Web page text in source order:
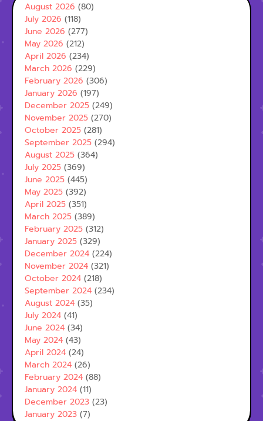
August 2026 (80)
July 2026 (118)
June 2026 (277)
May 2026 (212)
April 2026 (234)
March 2026 (229)
February 2026 (306)
January 2026 (197)
December 2025 (249)
November 2025 (270)
October 2025 (281)
September 2025 (294)
August 2025 (364)
July 2025 (369)
June 2025 (445)
May 2025 (392)
April 2025 (351)
March 2025 (389)
February 2025 (312)
January 2025 (329)
December 2024 (224)
November 2024 (321)
October 2024 (218)
September 2024 (234)
August 2024 (35)
July 2024 (41)
June 2024 (34)
May 2024 (43)
April 2024 (24)
March 2024 (26)
February 2024 (88)
January 2024 (11)
December 2023 (23)
January 2023 (7)